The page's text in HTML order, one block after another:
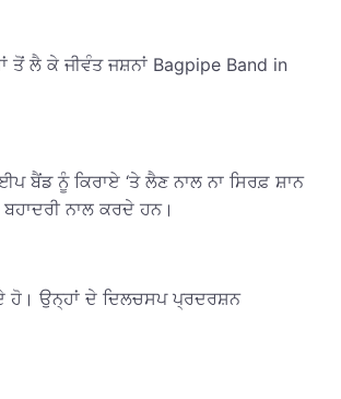
ਲੈ ਕੇ ਜੀਵੰਤ ਜਸ਼ਨਾਂ Bagpipe Band in
ਬੈਂਡ ਨੂੰ ਕਿਰਾਏ ‘ਤੇ ਲੈਣ ਨਾਲ ਨਾ ਸਿਰਫ਼ ਸ਼ਾਨ
ਨਾਲ ਕਰਦੇ ਹਨ।
ਹੋ। ਉਨ੍ਹਾਂ ਦੇ ਦਿਲਚਸਪ ਪ੍ਰਦਰਸ਼ਨ